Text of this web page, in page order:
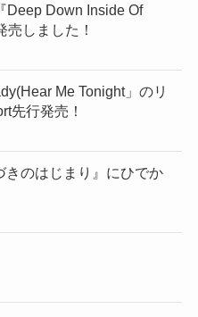
Deep Down Inside Of
しました！
Me Tonight」のリ
先行発売！
きのはじまり』にひでか